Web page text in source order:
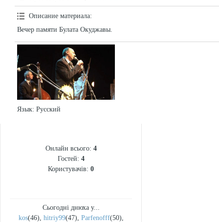
Описание материала:
Вечер памяти Булата Окуджавы.
Язык: Русский
Онлайн всього: 4
Гостей: 4
Користувачів: 0
Сьогодні днюха у...
kos(46), hitriy99(47), Parfenofff(50),